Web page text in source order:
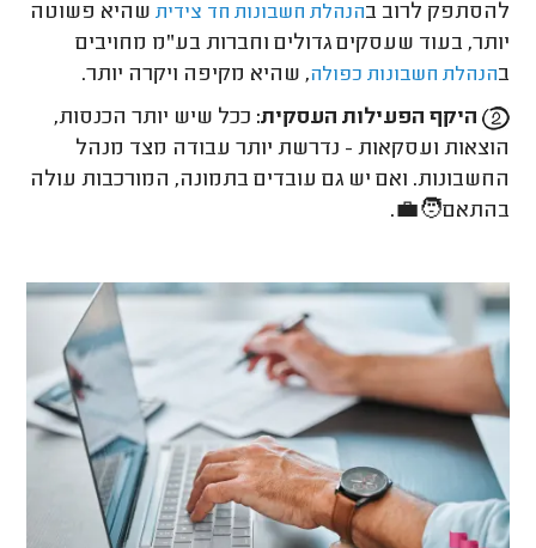
להסתפק לרוב בהנהלת חשבונות חד צידית שהיא פשוטה
יותר, בעוד שעסקים גדולים וחברות בע"מ מחויבים
בהנהלת חשבונות כפולה, שהיא מקיפה ויקרה יותר.
היקף הפעילות העסקית: ככל שיש יותר הכנסות,
הוצאות ועסקאות - נדרשת יותר עבודה מצד מנהל
החשבונות. ואם יש גם עובדים בתמונה, המורכבות עולה
בהתאם🧑‍💼.